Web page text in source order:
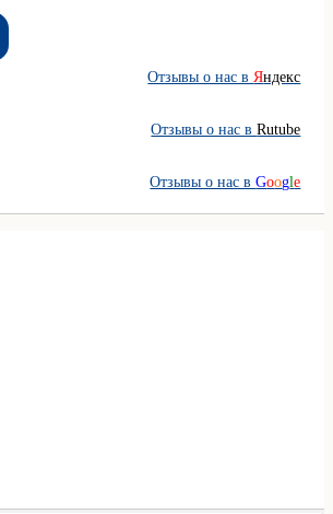
Отзывы о нас вЯндекс
Отзывы о нас вRutube
Отзывы о нас вGoogle